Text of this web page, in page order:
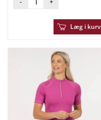
Læg i kurv